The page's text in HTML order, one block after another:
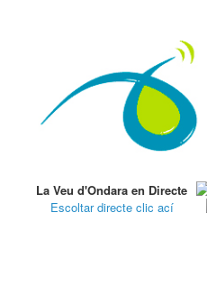
La Veu d'Ondara en Directe
Escoltar directe clic ací